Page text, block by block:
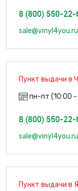
8 (800) 550-22-
sale@vinyl4you.ru
Пункт выдачи в
пн-пт (10:00
8 (800) 550-22-
sale@vinyl4you.ru
Пункт выдачи в